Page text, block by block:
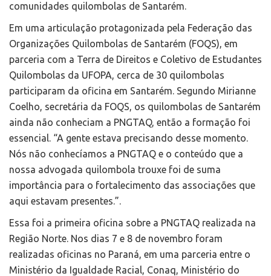
comunidades quilombolas de Santarém.
Em uma articulação protagonizada pela Federação das
Organizações Quilombolas de Santarém (FOQS), em
parceria com a Terra de Direitos e Coletivo de Estudantes
Quilombolas da UFOPA, cerca de 30 quilombolas
participaram da oficina em Santarém. Segundo Mirianne
Coelho, secretária da FOQS, os quilombolas de Santarém
ainda não conheciam a PNGTAQ, então a formação foi
essencial. “A gente estava precisando desse momento.
Nós não conhecíamos a PNGTAQ e o conteúdo que a
nossa advogada quilombola trouxe foi de suma
importância para o fortalecimento das associações que
aqui estavam presentes.”.
Essa foi a primeira oficina sobre a PNGTAQ realizada na
Região Norte. Nos dias 7 e 8 de novembro foram
realizadas oficinas no Paraná, em uma parceria entre o
Ministério da Igualdade Racial, Conaq, Ministério do